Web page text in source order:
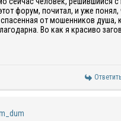
форум, почитал, и уже понял,
от мошенников душа,
Во как я красиво
Ответить